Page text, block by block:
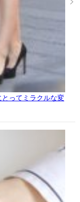
ってミラクルな変